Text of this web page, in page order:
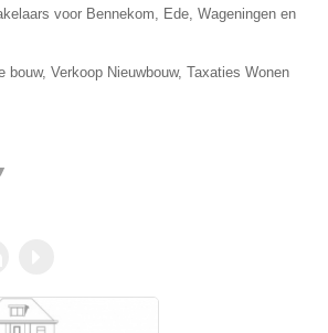
voor Bennekom, Ede, Wageningen en
bouw, Verkoop Nieuwbouw, Taxaties Wonen